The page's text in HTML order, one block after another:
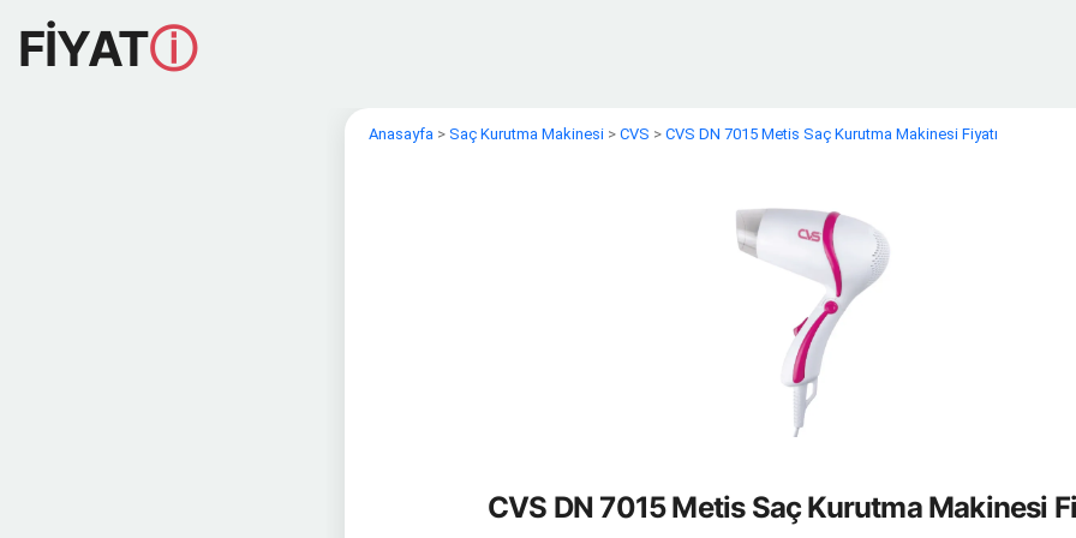
FİYATⓘ
Anasayfa > Saç Kurutma Makinesi > CVS > CVS DN 7015 Metis Saç Kurutma Makinesi Fiyatı
CVS DN 7015 Metis Saç Kurutma Makinesi